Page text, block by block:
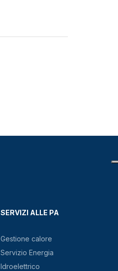
SERVIZI ALLE PA
Gestione calore
Servizio Energia
Idroelettrico